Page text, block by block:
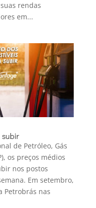
rendas
em...
subir
de Petróleo, Gás
os preços médios
nos postos
Em setembro,
Petrobrás nas